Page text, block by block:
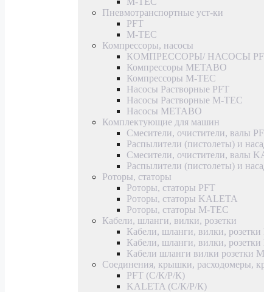
Пневмотранспортные уст-ки
PFT
M-TEC
Компрессоры, насосы
КОМПРЕССОРЫ/ НАСОСЫ
Компрессоры METABO
Компрессоры M-TEC
Насосы Растворные PFT
Насосы Растворные M-TEC
Насосы METABO
Комплектующие для машин
Смесители, очистители, валы
Распылители (пистолеты) и
Смесители, очистители, валы
Распылители (пистолеты) и
Роторы, статоры
Роторы, статоры PFT
Роторы, статоры KALETA
Роторы, статоры M-TEC
Кабели, шланги, вилки, розетки
Кабели, шланги, вилки, розетки
Кабели, шланги, вилки,
Кабели шланги вилки розетки
Соединения, крышки, расходомеры,
PFT (С/К/Р/К)
KALETA (С/К/Р/К)